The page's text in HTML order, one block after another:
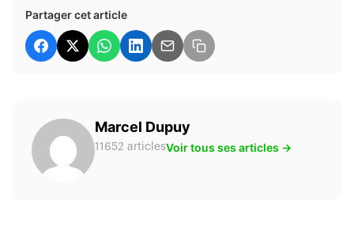
Partager cet article
Marcel Dupuy
11652 articlesVoir tous ses articles →